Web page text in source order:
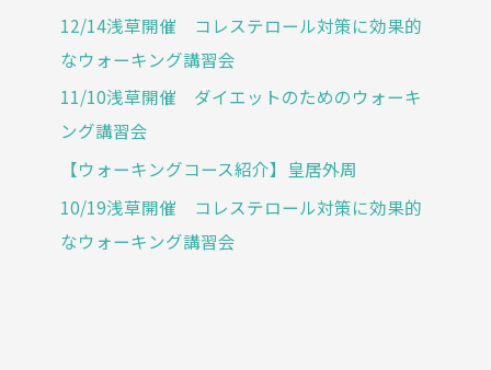
12/14浅草開催 コレステロール対策に効果的
なウォーキング講習会
11/10浅草開催 ダイエットのためのウォーキ
ング講習会
【ウォーキングコース紹介】皇居外周
10/19浅草開催 コレステロール対策に効果的
なウォーキング講習会